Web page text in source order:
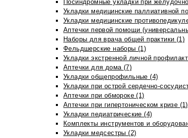
Посиндромные укладки при
Укладки медицинские паллиативной
Укладки медицинские
Аптечки первой помощи
Наборы для врача общей практики (1)
Фельдшерские наборы (1)
Укладки экстренной личной
Аптечки для дома (7)
Укладки общепрофильные (4)
Укладки при острой сердечно-
Аптечки при обмороке (1)
Аптечки при гипертоническом кризе (1)
Укладки педиатрические (4)
Комплекты инструментов и
Укладки медсестры (2)